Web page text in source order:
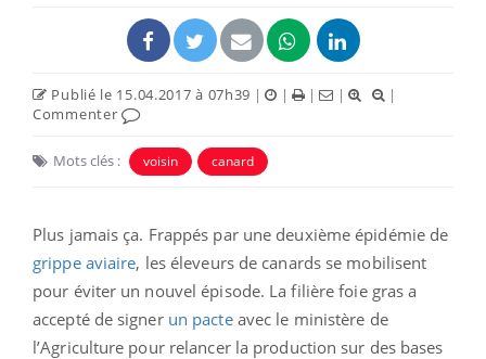
Publié le 15.04.2017 à 07h39 | | | |
|
Commenter
Mots clés : voisin canard
Plus jamais ça. Frappés par une deuxième épidémie de
grippe aviaire, les éleveurs de canards se mobilisent
pour éviter un nouvel épisode. La filière foie gras a
accepté de signer un pacte avec le ministère de
l’Agriculture pour relancer la production sur des bases